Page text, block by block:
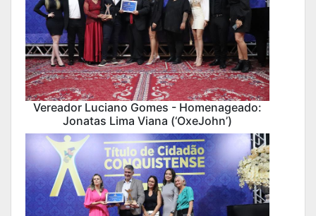
Vereador Luciano Gomes - Homenageado:
Jonatas Lima Viana (‘OxeJohn’)